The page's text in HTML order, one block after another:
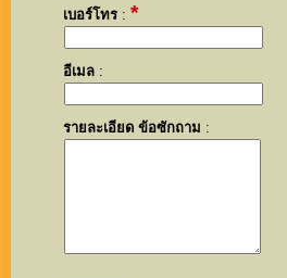
เบอร์โทร :*
อีเมล :
รายละเอียด ข้อซักถาม :